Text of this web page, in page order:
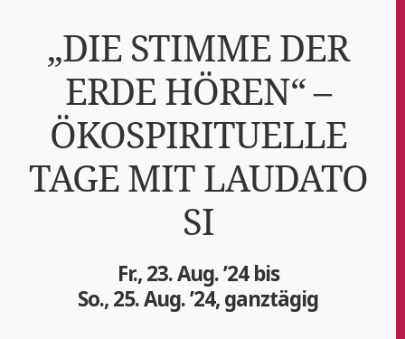
„DIE STIMME DER
ERDE HÖREN“ –
ÖKOSPIRITUELLE
TAGE MIT LAUDATO
SI
Fr., 23. Aug. ’24 bis
So., 25. Aug. ’24, ganztägig